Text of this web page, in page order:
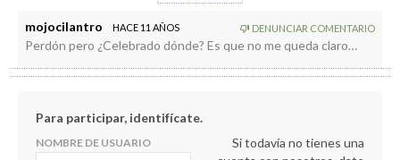
mojocilantro HACE 11 AÑOS DENUNCIAR COMENTARIO
Perdón pero ¿Celebrado dónde? Es que no me queda claro…
Para participar, identifícate.
NOMBRE DE USUARIO
Si todavía no tienes una